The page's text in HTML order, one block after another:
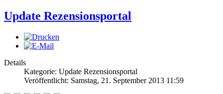
Update Rezensionsportal
Details
Kategorie: Update Rezensionsportal
Veröffentlicht: Samstag, 21. September 2013 11:59